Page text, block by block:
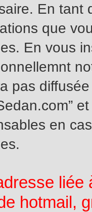
En tant
que
En vous
pas
en
liée
hotmail,